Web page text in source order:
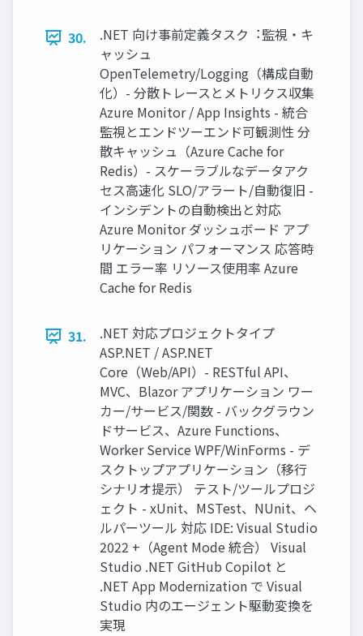
30.
.NET 向け事前定義タスク︓監視・キ
ャッシュ
OpenTelemetry/Logging（構成⾃動
化）- 分散トレースとメトリクス収集
Azure Monitor / App Insights - 統合
監視とエンドツーエンド可観測性 分
散キャッシュ（Azure Cache for
Redis）- スケーラブルなデータアク
セス⾼速化 SLO/アラート/⾃動復旧 -
インシデントの⾃動検出と対応
Azure Monitor ダッシュボード アプ
リケーション パフォーマンス 応答時
間 エラー率 リソース使⽤率 Azure
Cache for Redis
31.
.NET 対応プロジェクトタイプ
ASP.NET / ASP.NET
Core（Web/API）- RESTful API、
MVC、Blazor アプリケーション ワー
カー/サービス/関数 - バックグラウン
ドサービス、Azure Functions、
Worker Service WPF/WinForms - デ
スクトップアプリケーション（移⾏
シナリオ提⽰） テスト/ツールプロジ
ェクト - xUnit、MSTest、NUnit、ヘ
ルパーツール 対応 IDE: Visual Studio
2022 +（Agent Mode 統合） Visual
Studio .NET GitHub Copilot と
.NET App Modernization で Visual
Studio 内のエージェント駆動変換を
実現